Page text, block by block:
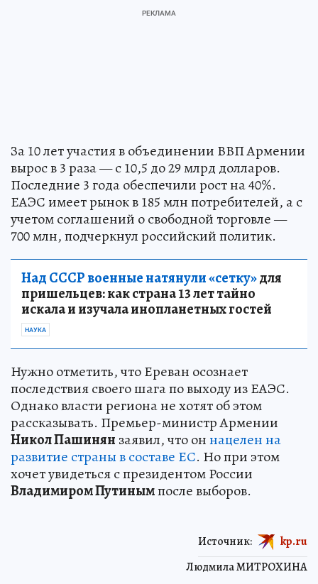
За 10 лет участия в объединении ВВП Армении
вырос в 3 раза — с 10,5 до 29 млрд долларов.
Последние 3 года обеспечили рост на 40%.
ЕАЭС имеет рынок в 185 млн потребителей, а с
учетом соглашений о свободной торговле —
700 млн, подчеркнул российский политик.
Над СССР военные натянули «сетку»для
пришельцев: как страна 13 лет тайно
искала и изучала инопланетных гостей
НАУКА
Нужно отметить, что Ереван осознает
последствия своего шага по выходу из ЕАЭС.
Однако власти региона не хотят об этом
рассказывать. Премьер-министр Армении
Никол Пашинян заявил, что оннацелен на
развитие страны в составе ЕС. Но при этом
хочет увидеться с президентом России
Владимиром Путинымпосле выборов.
Людмила МИТРОХИНА
Источник: kp.ru